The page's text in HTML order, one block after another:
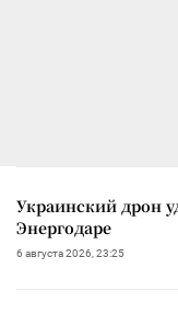
Украинский дрон
Энергодаре
6 августа 2026, 23:25